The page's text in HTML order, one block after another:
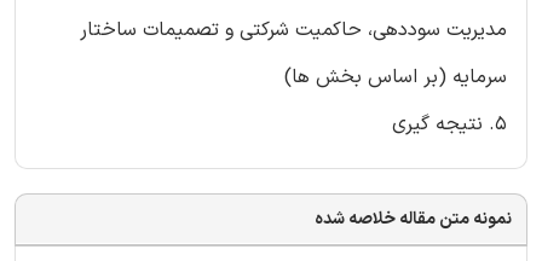
مدیریت سوددهی، حاکمیت شرکتی و تصمیمات ساختار
سرمایه (بر اساس بخش ها)
5. نتیجه گیری
نمونه متن مقاله خلاصه شده